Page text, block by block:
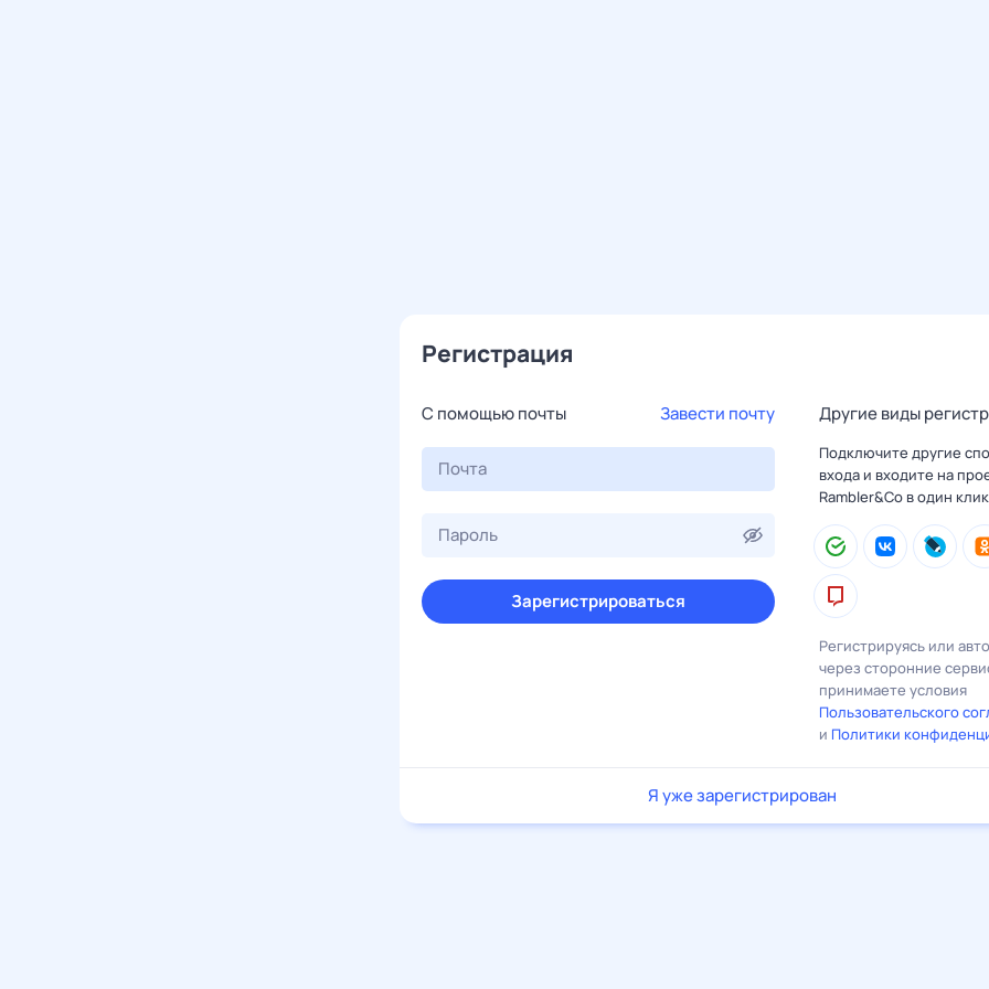
Регистрация
С помощью почты Завести почту
Зарегистрироваться
Другие виды
Подключите другие
входа и входите на
Rambler&Co в один клик
Регистрируясь или
через сторонние
принимаете условия
Пользовательского
и Политики
Я уже зарегистрирован